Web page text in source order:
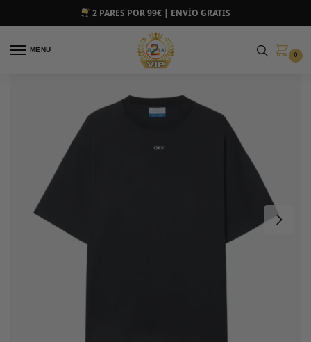
2 PARES POR 99€ | ENVÍO GRATIS
MENU
0